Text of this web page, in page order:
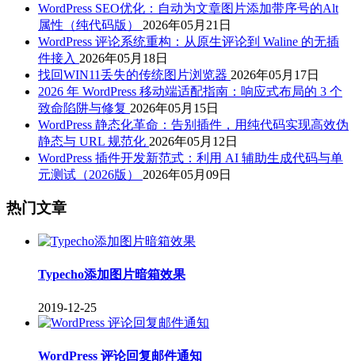
WordPress SEO优化：自动为文章图片添加带序号的Alt
属性（纯代码版） 2026年05月21日
WordPress 评论系统重构：从原生评论到 Waline 的无插
件接入 2026年05月18日
找回WIN11丢失的传统图片浏览器 2026年05月17日
2026 年 WordPress 移动端适配指南：响应式布局的 3 个
致命陷阱与修复 2026年05月15日
WordPress 静态化革命：告别插件，用纯代码实现高效伪
静态与 URL 规范化 2026年05月12日
WordPress 插件开发新范式：利用 AI 辅助生成代码与单
元测试（2026版） 2026年05月09日
热门文章
Typecho添加图片暗箱效果
2019-12-25
WordPress 评论回复邮件通知